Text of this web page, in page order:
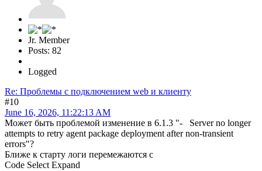
Jr. Member
Posts: 82
Logged
Re: Проблемы с подключением web и клиенту
#10
June 16, 2026, 11:22:13 AM
Может быть проблемой изменение в 6.1.3 "- Server no longer
attempts to retry agent package deployment after non-transient
errors"?
Ближе к старту логи перемежаются с
Code Select Expand